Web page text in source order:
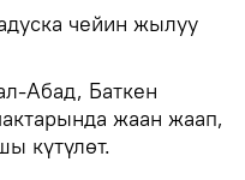
чейин жылуу
Абад, Баткен
жаан жаап,
күтүлөт.